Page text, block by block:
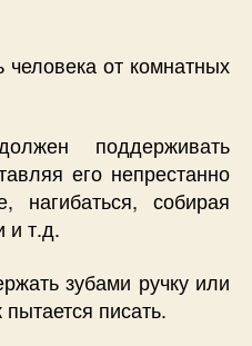
от комнатных
поддерживать
его непрестанно
нагибаться, собирая
и т.д.
зубами ручку или
писать.